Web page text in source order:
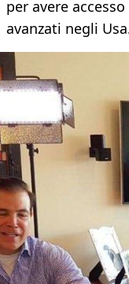
per avere
avanzati negli